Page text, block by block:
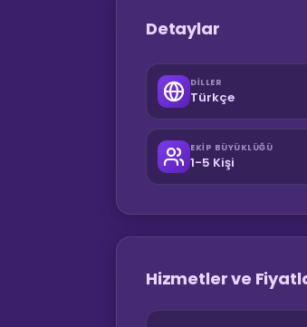
Detaylar
DILLER
Türkçe
EKIP BÜYÜKLÜĞÜ
1-5 Kişi
Hizmetler ve